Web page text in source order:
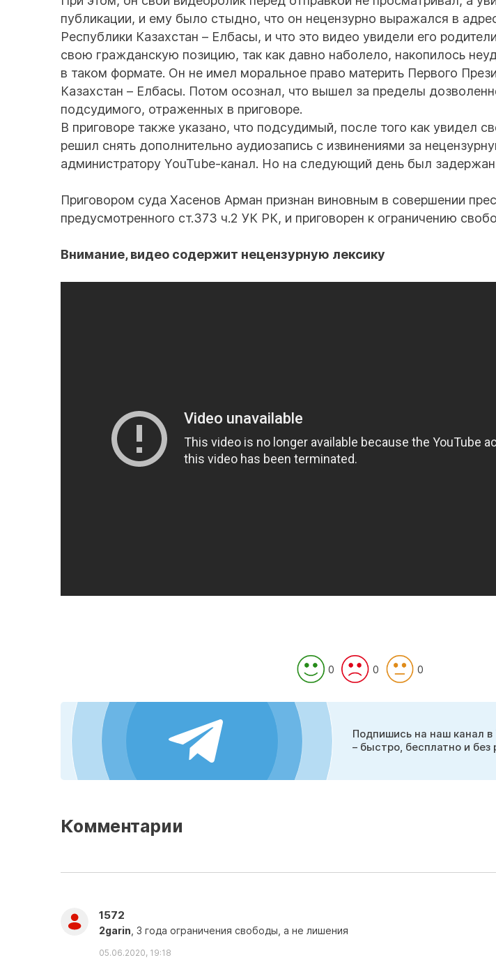
публикации, и ему было стыдно, что он нецензурно выражался в
Республики Казахстан – Елбасы, и что это видео увидели его
свою гражданскую позицию, так как давно наболело, накопилось
в таком формате. Он не имел моральное право материть Первого
Казахстан – Елбасы. Потом осознал, что вышел за пределы
подсудимого, отраженных в приговоре.
В приговоре также указано, что подсудимый, после того как увидел
решил снять дополнительно аудиозапись с извинениями за
администратору YouTube-канал. Но на следующий день был
Приговором суда Хасенов Арман признан виновным в совершении
предусмотренного ст.373 ч.2 УК РК, и приговорен к ограничению
Внимание, видео содержит нецензурную лексику
0 0 0
Подпишись на наш канал в
– быстро, бесплатно и без
Комментарии
1572
2garin , 3 года ограничения свободы, а не лишения
05.06.2020, 19:18